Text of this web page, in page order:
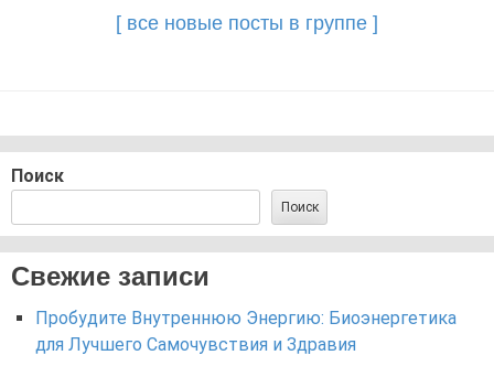
[ все новые посты в группе ]
Поиск
Поиск
Свежие записи
Пробудите Внутреннюю Энергию: Биоэнергетика
для Лучшего Самочувствия и Здравия